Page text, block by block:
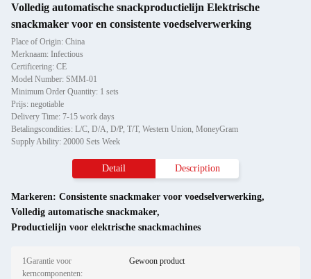
Volledig automatische snackproductielijn Elektrische
snackmaker voor en consistente voedselverwerking
Place of Origin: China
Merknaam: Infectious
Certificering: CE
Model Number: SMM-01
Minimum Order Quantity: 1 sets
Prijs: negotiable
Delivery Time: 7-15 work days
Betalingscondities: L/C, D/A, D/P, T/T, Western Union, MoneyGram
Supply Ability: 20000 Sets Week
Detail Description
Markeren: Consistente snackmaker voor voedselverwerking,
Volledig automatische snackmaker,
Productielijn voor elektrische snackmachines
1Garantie voor
kerncomponenten:
Gewoon product